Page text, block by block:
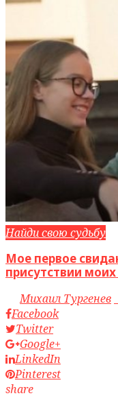
Найди свою судьбу
Мое первое
присутствии
byМихаил Тургенев
Facebook
Twitter
Google+
LinkedIn
Pinterest
share